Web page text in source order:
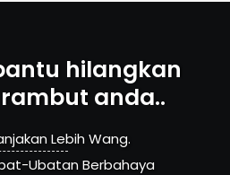
hilangkan
anda..
Lebih Wang.
Ubatan Berbahaya